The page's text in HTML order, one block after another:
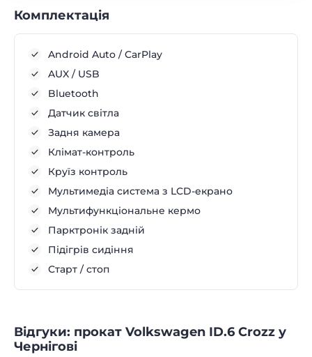
Комплектація
Android Auto / CarPlay
AUX / USB
Bluetooth
Датчик світла
Задня камера
Клімат-контроль
Круїз контроль
Мультимедіа система з LCD-екрано
Мультифункціональне кермо
Парктронік задній
Підігрів сидіння
Старт / стоп
Відгуки: прокат Volkswagen ID.6 Crozz у
Чернігові